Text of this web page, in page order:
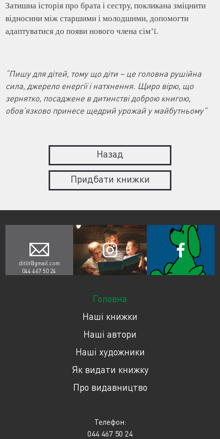
Затишна історія про брата і сестру, покликана зміцнити
відносини між старшими і молодшими, допомогти
адаптуватися до появи нового члена сім’ї.
“Пишу для дітей, тому що діти – це головна рушійна
сила, джерело енергії і натхнення. Щиро вірю, що
зернятко, посаджене в дитинстві доброю книгою,
обов’язково принесе щедрий урожай у майбутньому”
Назад
Придбати книжки
ditlit@gmail.com
044 467 50 24
Головна
Наші книжки
Наші автори
Наші художники
Як видати книжку
Про видавництво
Телефон:
044 467 50 24